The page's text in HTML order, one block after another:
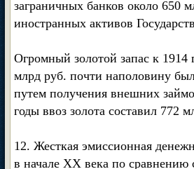
заграничных банков около 650
иностранных активов
Огромный золотой запас к 1914
млрд руб. почти наполовину
путем получения внешних
годы ввоз золота составил 772
12. Жесткая эмиссионная
в начале XX века по сравнению